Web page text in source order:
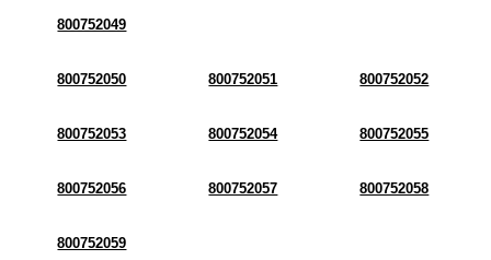
800752049
800752050 800752051 800752052
800752053 800752054 800752055
800752056 800752057 800752058
800752059